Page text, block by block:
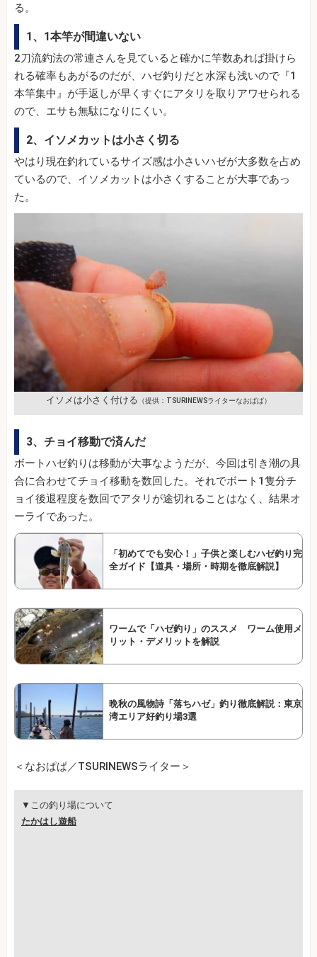
る。
1、1本竿が間違いない
2刀流釣法の常連さんを見ていると確かに竿数あれば掛けら
れる確率もあがるのだが、ハゼ釣りだと水深も浅いので『1
本竿集中』が手返しが早くすぐにアタリを取りアワせられる
ので、エサも無駄になりにくい。
2、イソメカットは小さく切る
やはり現在釣れているサイズ感は小さいハゼが大多数を占め
ているので、イソメカットは小さくすることが大事であっ
た。
イソメは小さく付ける （提供：TSURINEWSライターなおぱぱ）
3、チョイ移動で済んだ
ボートハゼ釣りは移動が大事なようだが、今回は引き潮の具
合に合わせてチョイ移動を数回した。それでボート1隻分チ
ョイ後退程度を数回でアタリが途切れることはなく、結果オ
ーライであった。
「初めてでも安心！」子供と楽しむハゼ釣り完
全ガイド【道具・場所・時期を徹底解説】
ワームで「ハゼ釣り」のススメ ワーム使用メ
リット・デメリットを解説
晩秋の風物詩「落ちハゼ」釣り徹底解説：東京
湾エリア好釣り場3選
＜なおぱぱ／TSURINEWSライター＞
▼この釣り場について
たかはし遊船